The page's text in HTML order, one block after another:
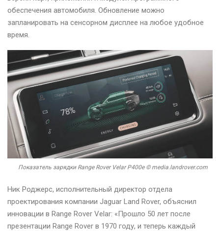
обеспечения автомобиля. Обновление можно
запланировать на сенсорном дисплее на любое удобное
время.
Показатель зарядки Range Rover Velar P400e © media.landrover.com
Ник Роджерс, исполнительный директор отдела
проектирования компании Jaguar Land Rover, объяснил
инновации в Range Rover Velar: «Прошло 50 лет после
презентации Range Rover в 1970 году, и теперь каждый